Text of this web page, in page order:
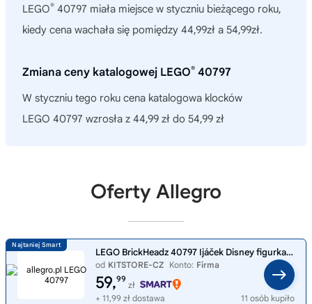
LEGO® 40797 miała miejsce w styczniu bieżącego roku,
kiedy cena wachała się pomiędzy 44,99zł a 54,99zł.
Zmiana ceny katalogowej LEGO® 40797
W styczniu tego roku cena katalogowa klocków
LEGO 40797 wzrosła z 44,99 zł do 54,99 zł
Oferty Allegro
LEGO BrickHeadz 40797 Ijáček Disney figurka kolekcjonerska
od KITSTORE-CZ Konto: Firma
59,99
zł
+ 11,99 zł dostawa
11 osób kupiło